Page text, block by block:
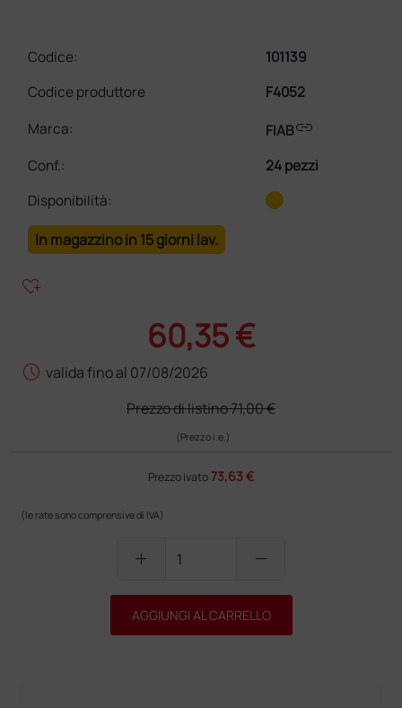
Codice:
101139
Codice produttore
F4052
Marca:
FIABlink
Conf.:
24 pezzi
Disponibilità:
In magazzino in 15 giorni lav.
heart_plus
60,35 €
schedule valida fino al 07/08/2026
Prezzo di listino71,00 €
(Prezzo i.e.)
Prezzo ivato73,63 €
(le rate sono comprensive di IVA)
add remove
AGGIUNGI AL CARRELLO